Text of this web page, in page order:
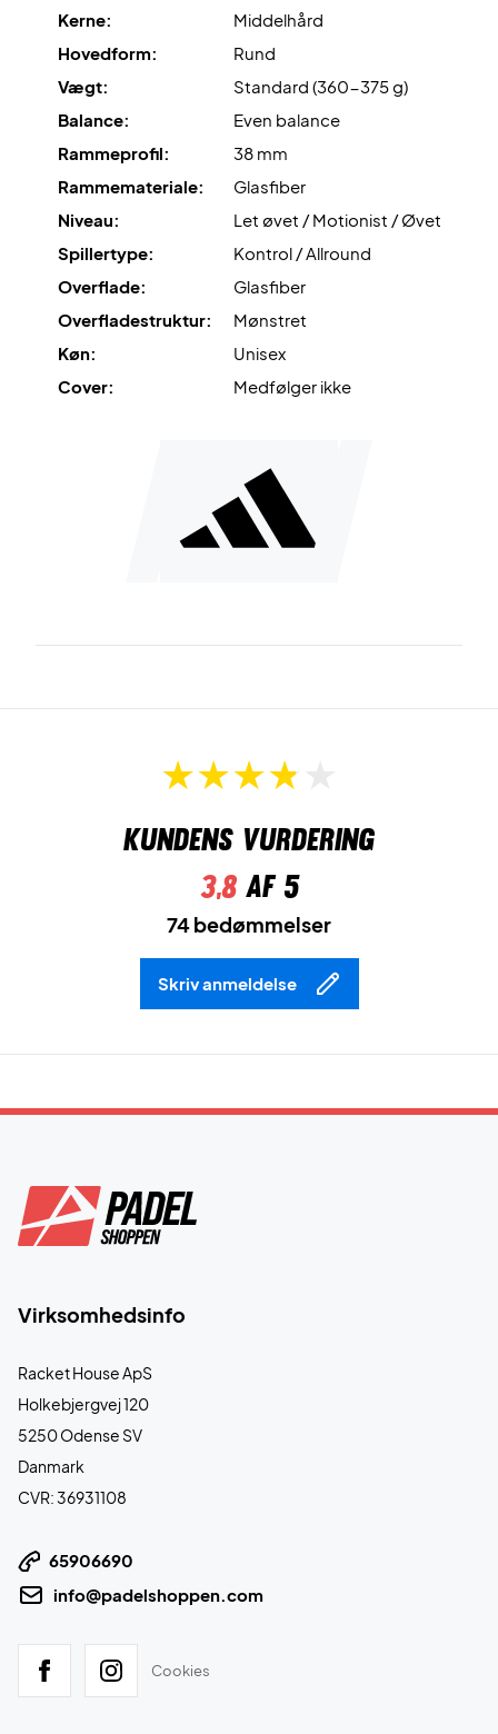
Kerne:
Middelhård
Hovedform:
Rund
Vægt:
Standard (360-375 g)
Balance:
Even balance
Rammeprofil:
38 mm
Rammemateriale:
Glasfiber
Niveau:
Let øvet / Motionist / Øvet
Spillertype:
Kontrol / Allround
Overflade:
Glasfiber
Overfladestruktur:
Mønstret
Køn:
Unisex
Cover:
Medfølger ikke
Kundens vurdering
3,8af 5
74 bedømmelser
Skriv anmeldelse
Virksomhedsinfo
Racket House ApS
Holkebjergvej 120
5250 Odense SV
Danmark
CVR: 36931108
65906690
info@padelshoppen.com
Cookies